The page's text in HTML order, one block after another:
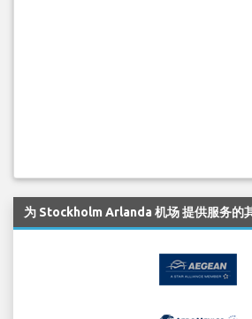
为 Stockholm Arlanda 机场 提供服务的